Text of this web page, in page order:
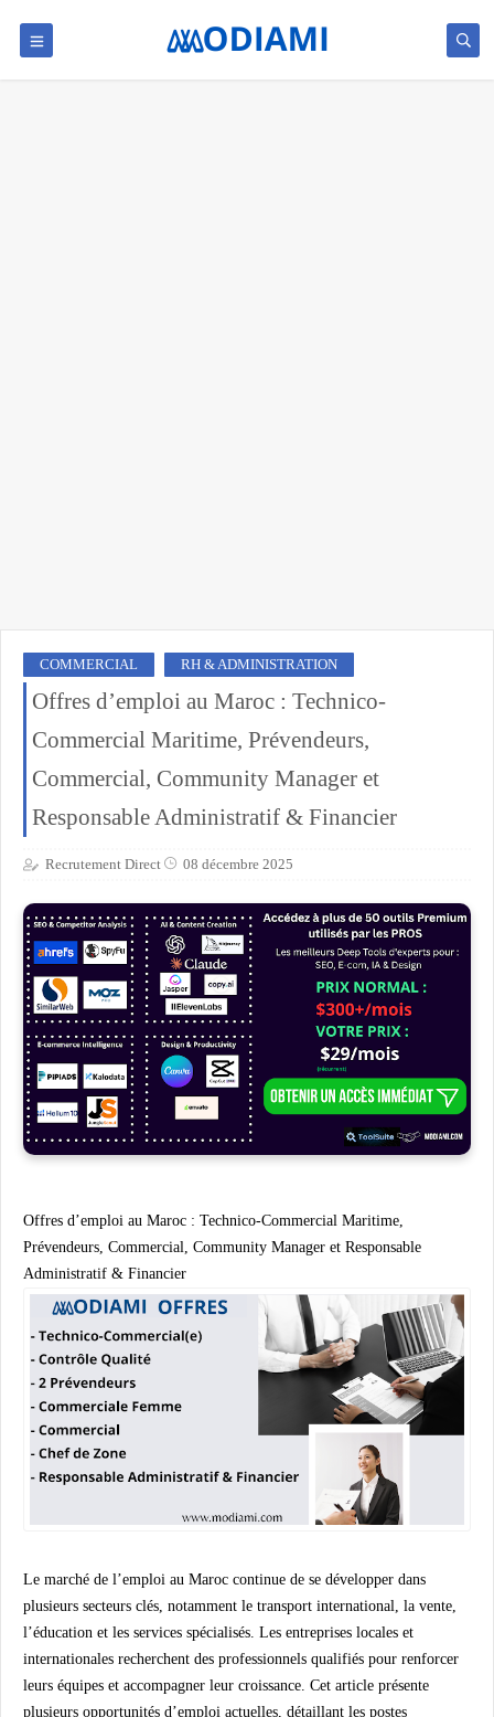
COMMERCIAL RH & ADMINISTRATION
Offres d’emploi au Maroc : Technico-
Commercial Maritime, Prévendeurs,
Commercial, Community Manager et
Responsable Administratif & Financier
Recrutement Direct 08 décembre 2025
Offres d’emploi au Maroc : Technico-Commercial Maritime,
Prévendeurs, Commercial, Community Manager et Responsable
Administratif & Financier
Le marché de l’emploi au Maroc continue de se développer dans
plusieurs secteurs clés, notamment le transport international, la vente,
l’éducation et les services spécialisés. Les entreprises locales et
internationales recherchent des professionnels qualifiés pour renforcer
leurs équipes et accompagner leur croissance. Cet article présente
plusieurs opportunités d’emploi actuelles, détaillant les postes